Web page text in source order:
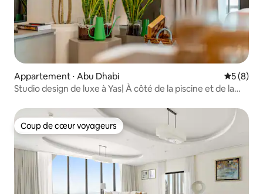
Appartement ⋅ Abu Dhabi
5 (8)
Studio design de luxe à Yas| À côté de la piscine et de la
Coup de cœur voyageurs
Coup de cœur voyageurs